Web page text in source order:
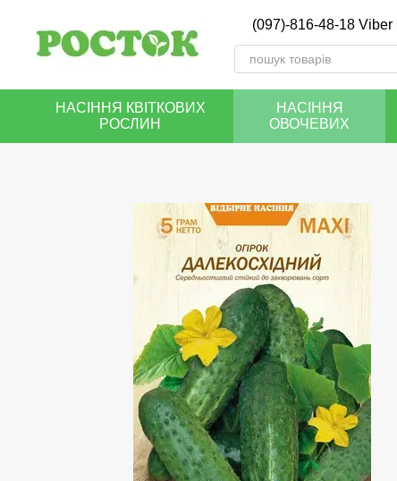
(097)-816-48-18 Viber
НАСІННЯ КВІТКОВИХ
РОСЛИН
НАСІННЯ
ОВОЧЕВИХ